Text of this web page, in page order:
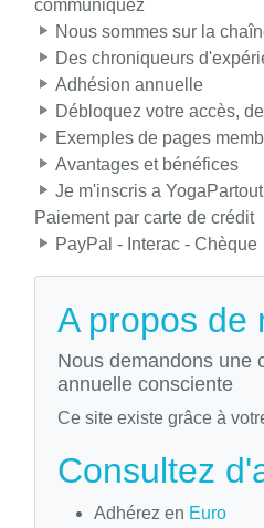
communiquez
Nous sommes sur la
Des chroniqueurs
Adhésion annuelle
Débloquez votre accès,
Exemples de pages
Avantages et bénéfices
Je m'inscris a
Paiement par carte de crédit
PayPal - Interac - Chèque
A propos de
Nous demandons une
annuelle consciente
Ce site existe grâce à
Consultez
Adhérez en Euro